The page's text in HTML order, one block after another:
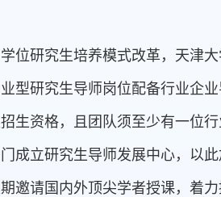
位研究生培养模式改革，天津
型研究生导师岗位配备行业企
生资格，且团队须至少有一位
成立研究生导师发展中心，以
邀请国内外顶尖学者授课，着